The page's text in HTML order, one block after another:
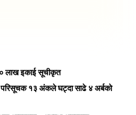
लाख इकाई सूचीकृत
१३ अंकले घट्दा साढे ४ अर्बको